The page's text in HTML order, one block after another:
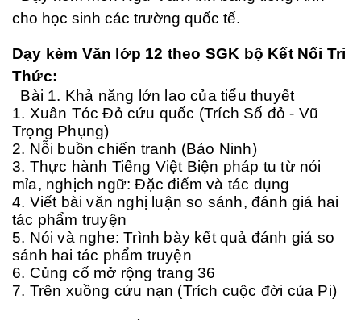
cho học sinh các trường quốc tế.
Dạy kèm Văn lớp 12 theo SGK bộ Kết Nối Tri
Thức:
Bài 1. Khả năng lớn lao của tiểu thuyết
1. Xuân Tóc Đỏ cứu quốc (Trích Số đỏ - Vũ
Trọng Phụng)
2. Nỗi buồn chiến tranh (Bảo Ninh)
3. Thực hành Tiếng Việt Biện pháp tu từ nói
mỉa, nghịch ngữ: Đặc điểm và tác dụng
4. Viết bài văn nghị luận so sánh, đánh giá hai
tác phẩm truyện
5. Nói và nghe: Trình bày kết quả đánh giá so
sánh hai tác phẩm truyện
6. Củng cố mở rộng trang 36
7. Trên xuồng cứu nạn (Trích cuộc đời của Pi)